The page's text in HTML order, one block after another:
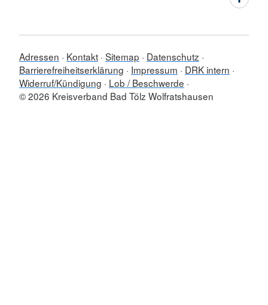
Adressen Kontakt Sitemap
Datenschutz
Barrierefreiheitserklärung
Impressum
DRK intern
Widerruf/Kündigung
Lob / Beschwerde
© 2026 Kreisverband Bad Tölz Wolfratshausen